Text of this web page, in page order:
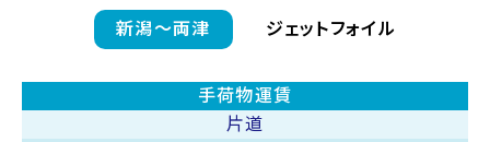
新潟〜両津 ジェットフォイル
手荷物運賃
片道